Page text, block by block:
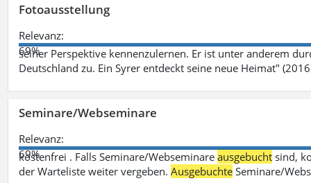
Fotoausstellung
Relevanz:
69%
seiner Perspektive kennenzulernen. Er ist unter anderem
Deutschland zu. Ein Syrer entdeckt seine neue Heimat"
Seminare/Webseminare
Relevanz:
69%
kostenfrei . Falls Seminare/Webseminareausgebucht sind,
der Warteliste weiter vergeben.Ausgebuchte Seminare/